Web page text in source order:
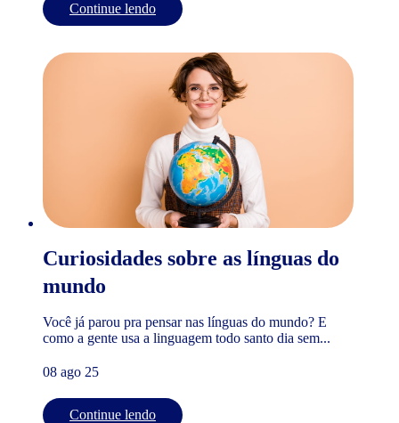
Continue lendo
Curiosidades sobre as línguas do
mundo
Você já parou pra pensar nas línguas do mundo? E
como a gente usa a linguagem todo santo dia sem...
08 ago 25
Continue lendo